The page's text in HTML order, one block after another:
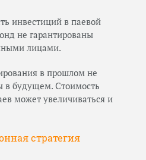
инвестиций в паевой
не гарантированы
лицами.
в прошлом не
в будущем. Стоимость
может увеличиваться и
стратегия